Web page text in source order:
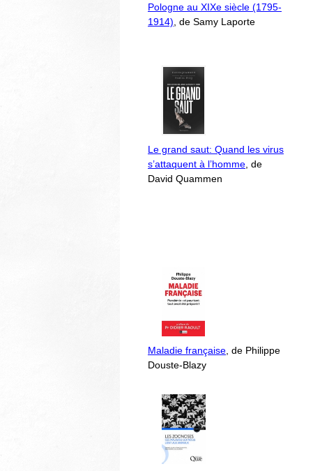
Pologne au XIXe siècle (1795-
1914) , de Samy Laporte
Le grand saut: Quand les virus
s’attaquent à l’homme , de
David Quammen
Maladie française , de Philippe
Douste-Blazy